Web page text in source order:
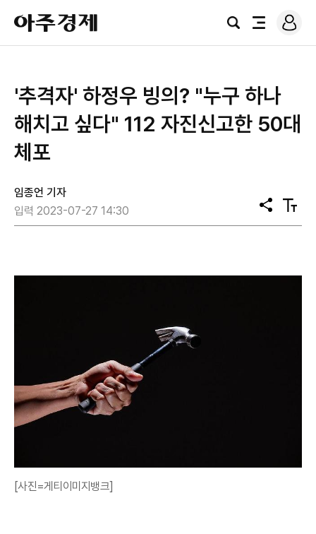
아
주
경
검
전
로
그
'추격자' 하정우 빙의? "누구 하나
해치고 싶다" 112 자진신고한 50대
체포
임종언 기자
입력 2023-07-27 14:30
공
유
텍
스
[사진=게티이미지뱅크]